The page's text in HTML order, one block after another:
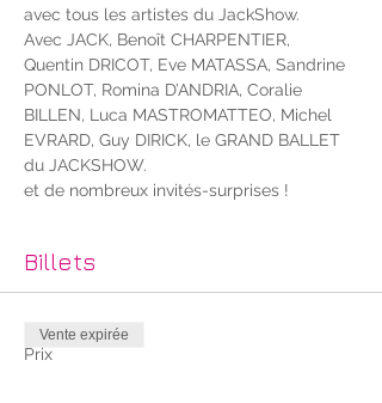
avec tous les artistes du JackShow.
Avec JACK, Benoît CHARPENTIER,
Quentin DRICOT, Eve MATASSA, Sandrine
PONLOT, Romina D’ANDRIA, Coralie
BILLEN, Luca MASTROMATTEO, Michel
EVRARD, Guy DIRICK, le GRAND BALLET
du JACKSHOW.
et de nombreux invités-surprises !
Billets
Prix
Vente expirée